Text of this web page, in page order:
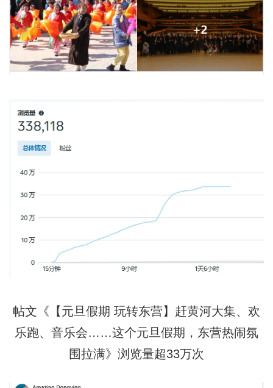
帖文《【元旦假期 玩转东营】赶黄河大集、欢
乐跑、音乐会……这个元旦假期，东营热闹氛
围拉满》浏览量超33万次